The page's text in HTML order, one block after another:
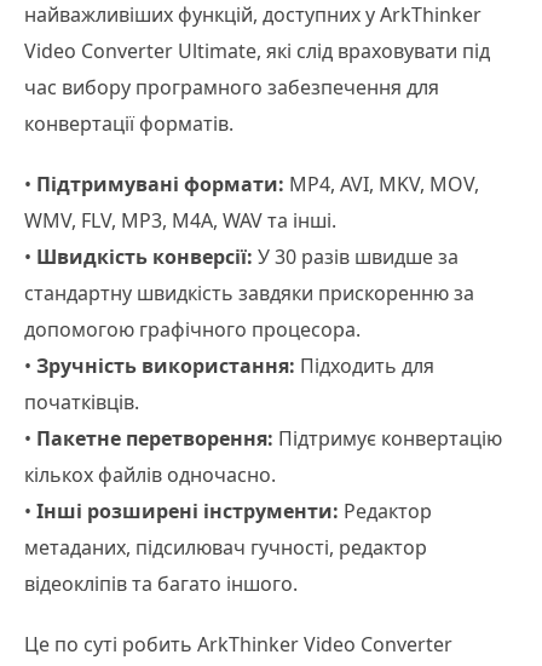
найважливіших функцій, доступних у ArkThinker
Video Converter Ultimate, які слід враховувати під
час вибору програмного забезпечення для
конвертації форматів.
• Підтримувані формати: MP4, AVI, MKV, MOV,
WMV, FLV, MP3, M4A, WAV та інші.
• Швидкість конверсії: У 30 разів швидше за
стандартну швидкість завдяки прискоренню за
допомогою графічного процесора.
• Зручність використання: Підходить для
початківців.
• Пакетне перетворення: Підтримує конвертацію
кількох файлів одночасно.
• Інші розширені інструменти: Редактор
метаданих, підсилювач гучності, редактор
відеокліпів та багато іншого.
Це по суті робить ArkThinker Video Converter